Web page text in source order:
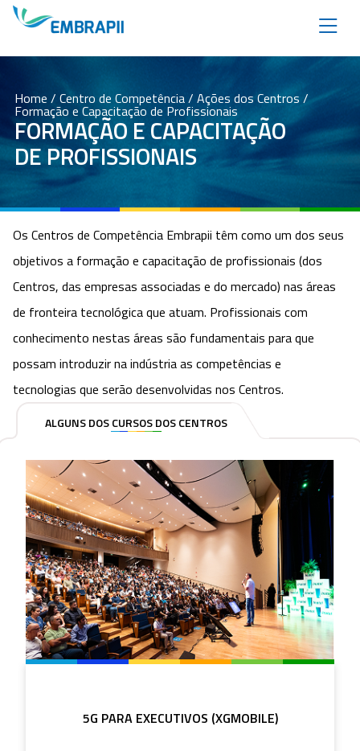
Home / Centro de Competência/ Ações dos Centros /
Formação e Capacitação de Profissionais
FORMAÇÃO E CAPACITAÇÃO
DE PROFISSIONAIS
Os Centros de Competência Embrapii têm como um dos seus
objetivos a formação e capacitação de profissionais (dos
Centros, das empresas associadas e do mercado) nas áreas
de fronteira tecnológica que atuam. Profissionais com
conhecimento nestas áreas são fundamentais para que
possam introduzir na indústria as competências e
tecnologias que serão desenvolvidas nos Centros.
ALGUNS DOS CURSOS DOS CENTROS
5G PARA EXECUTIVOS (XGMOBILE)